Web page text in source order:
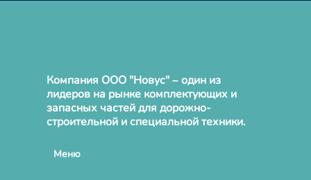
Компания ООО "Новус" – один из
лидеров на рынке комплектующих и
запасных частей для дорожно-
строительной и специальной техники.
Меню